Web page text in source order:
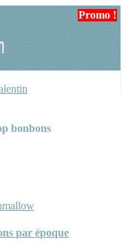
bonbons
par époque
Promo !